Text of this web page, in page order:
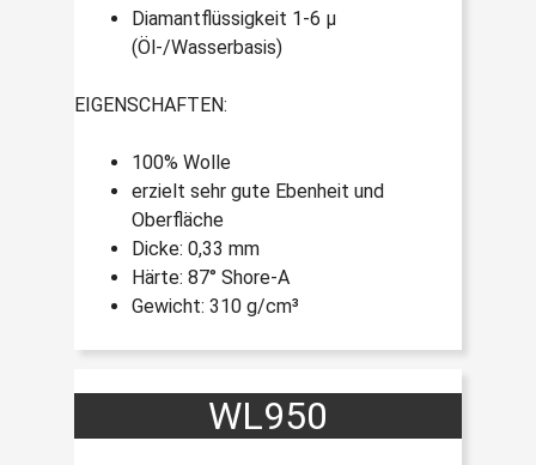
Diamantflüssigkeit 1-6 µ
(Öl-/Wasserbasis)
EIGENSCHAFTEN:
100% Wolle
erzielt sehr gute Ebenheit und
Oberfläche
Dicke: 0,33 mm
Härte: 87° Shore-A
Gewicht: 310 g/cm³
WL950